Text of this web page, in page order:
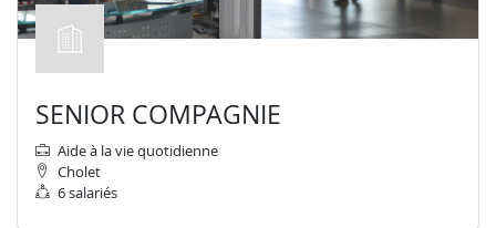
SENIOR COMPAGNIE
Aide à la vie quotidienne
Cholet
6 salariés